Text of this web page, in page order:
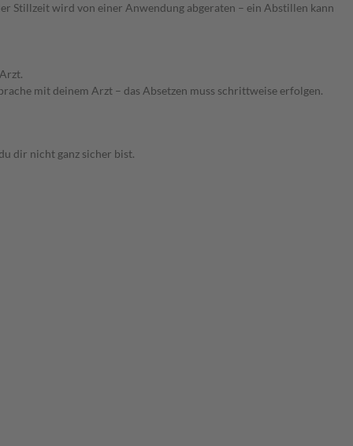
Stillzeit wird von einer Anwendung abgeraten – ein Abstillen kann
mit deinem Arzt – das Absetzen muss schrittweise erfolgen.
dir nicht ganz sicher bist.